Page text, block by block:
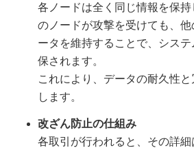
各ノードは全く同じ情報を保
のノードが攻撃を受けても、
ータを維持することで、シス
保されます。
これにより、データの耐久性
します。
改ざん防止の仕組み
各取引が行われると、その詳